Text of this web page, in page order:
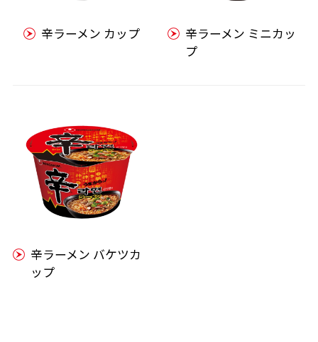
辛ラーメン カップ
辛ラーメン ミニカッ
プ
辛ラーメン バケツカ
ップ